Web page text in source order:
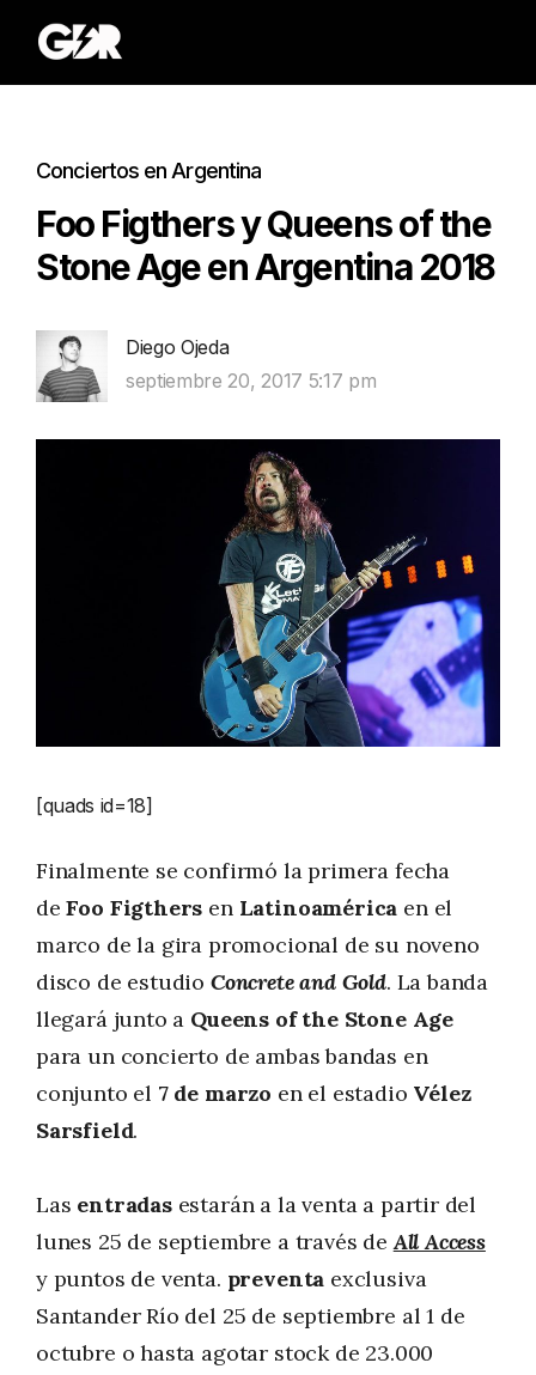
Conciertos en Argentina
Foo Figthers y Queens of the
Stone Age en Argentina 2018
Diego Ojeda
septiembre 20, 2017 5:17 pm
[quads id=18]
Finalmente se confirmó la primera fecha
deFoo Figthers en Latinoamérica en el
marco de la gira promocional de su noveno
disco de estudio Concrete and Gold. La banda
llegará junto a Queens of the Stone Age
para un concierto de ambas bandas en
conjunto el 7 de marzo en el estadio Vélez
Sarsfield.
Las entradasestarán a la venta a partir del
lunes 25 de septiembre a través deAll Access
y puntos de venta. preventa exclusiva
Santander Río del 25 de septiembre al 1 de
octubre o hasta agotar stock de 23.000